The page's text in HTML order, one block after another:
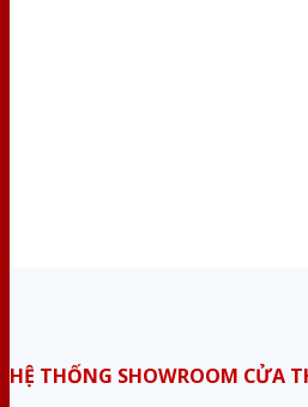
HỆ THỐNG SHOWROOM CỬA